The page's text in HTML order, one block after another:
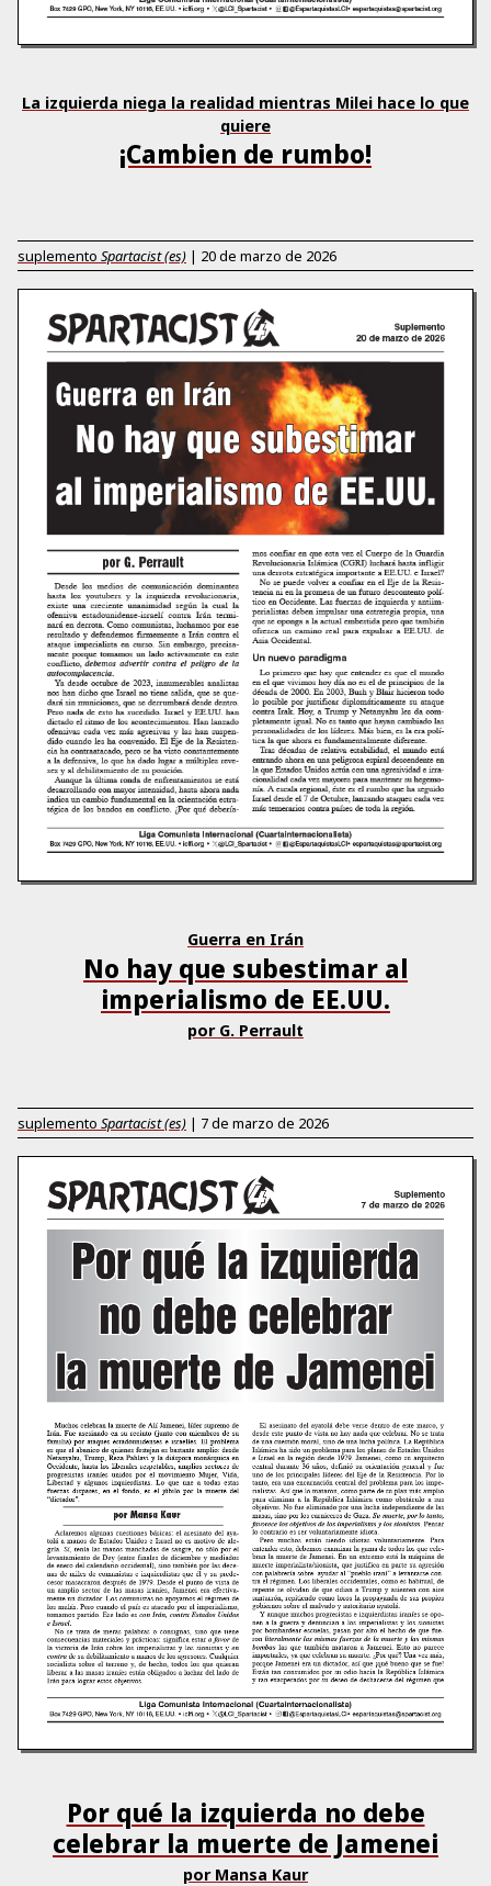
La izquierda niega la realidad mientras Milei hace lo que
quiere
¡Cambien de rumbo!
suplemento Spartacist (es) | 20 de marzo de 2026
Guerra en Irán
No hay que subestimar al
imperialismo de EE.UU.
por G. Perrault
suplemento Spartacist (es) | 7 de marzo de 2026
Por qué la izquierda no debe
celebrar la muerte de Jamenei
por Mansa Kaur